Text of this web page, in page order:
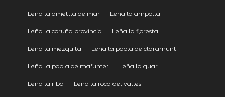
Leña la ametlla de mar Leña la ampolla
Leña la coruña provincia Leña la floresta
Leña la mezquita Leña la pobla de claramunt
Leña la pobla de mafumet Leña la quar
Leña la riba Leña la roca del valles